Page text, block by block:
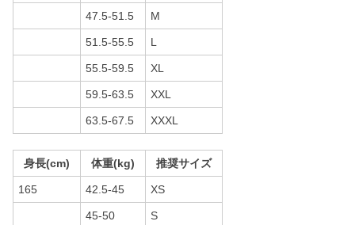
47.5-51.5 M
51.5-55.5 L
55.5-59.5 XL
59.5-63.5 XXL
63.5-67.5 XXXL
身長(cm) 体重(kg) 推奨サイズ
165 42.5-45 XS
45-50 S